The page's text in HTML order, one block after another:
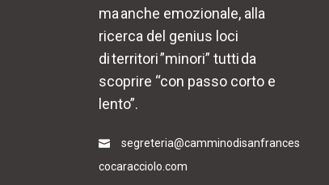
ma anche emozionale, alla
ricerca del genius loci
di territori ”minori” tutti da
scoprire “con passo corto e
lento”.
segreteria@camminodisanfrances
cocaracciolo.com